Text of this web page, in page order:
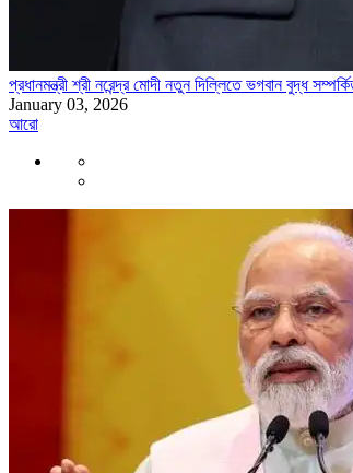
প্রধানমন্ত্রী শ্রী নরেন্দ্র মোদী নতুন দিল্লিতে ভগবান বুদ্ধ
January 03, 2026
আরো